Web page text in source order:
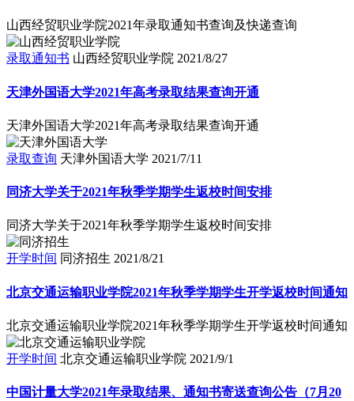
山西经贸职业学院2021年录取通知书查询及快递查询
录取通知书 山西经贸职业学院 2021/8/27
天津外国语大学2021年高考录取结果查询开通
天津外国语大学2021年高考录取结果查询开通
录取查询 天津外国语大学 2021/7/11
同济大学关于2021年秋季学期学生返校时间安排
同济大学关于2021年秋季学期学生返校时间安排
开学时间 同济招生 2021/8/21
北京交通运输职业学院2021年秋季学期学生开学返校时间通知
北京交通运输职业学院2021年秋季学期学生开学返校时间通知
开学时间 北京交通运输职业学院 2021/9/1
中国计量大学2021年录取结果、通知书寄送查询公告（7月20